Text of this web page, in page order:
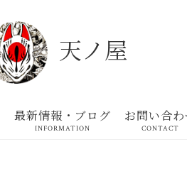
天ノ屋
最新情報・ブログ
INFORMATION
お問い合わ
CONTACT